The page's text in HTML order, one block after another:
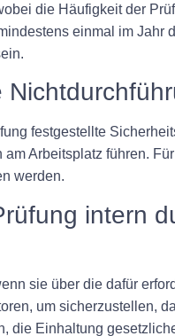
die Häufigkeit der
einmal im Jahr
festgestellte
Arbeitsplatz führen.
werden.
intern
sie über die dafür
um sicherzustellen,
die Einhaltung